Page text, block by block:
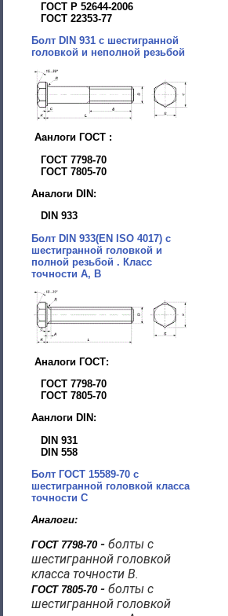
ГОСТ Р 52644-2006
ГОСТ 22353-77
Болт DIN 931 с шестигранной
головкой и неполной резьбой
Аанлоги ГОСТ :
ГОСТ 7798-70
ГОСТ 7805-70
Аналоги DIN:
DIN 933
Болт DIN 933(EN ISO 4017) с
шестигранной головкой и
полной резьбой . Класс
точности A, B
Аналоги ГОСТ:
ГОСТ 7798-70
ГОСТ 7805-70
Аанлоги DIN:
DIN 931
DIN 558
Болт ГОСТ 15589-70 с
шестигранной головкой класса
точности С
Аналоги:
ГОСТ 7798-70 - болты с
шестигранной головкой
класса точности В.
ГОСТ 7805-70 - болты с
шестигранной головкой